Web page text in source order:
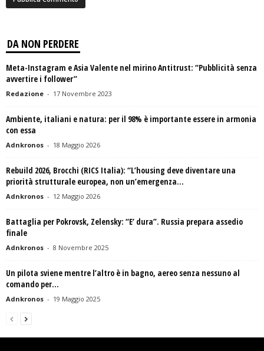
DA NON PERDERE
Meta-Instagram e Asia Valente nel mirino Antitrust: “Pubblicità senza
avvertire i follower”
Redazione - 17 Novembre 2023
Ambiente, italiani e natura: per il 98% è importante essere in armonia
con essa
Adnkronos - 18 Maggio 2026
Rebuild 2026, Brocchi (RICS Italia): “L’housing deve diventare una
priorità strutturale europea, non un’emergenza...
Adnkronos - 12 Maggio 2026
Battaglia per Pokrovsk, Zelensky: “E’ dura”. Russia prepara assedio
finale
Adnkronos - 8 Novembre 2025
Un pilota sviene mentre l’altro è in bagno, aereo senza nessuno al
comando per...
Adnkronos - 19 Maggio 2025